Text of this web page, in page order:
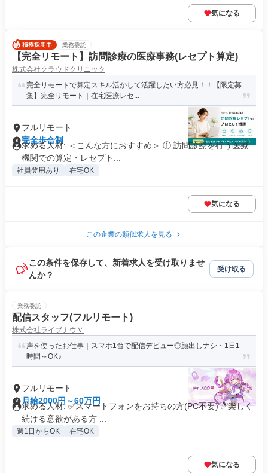
気になる
業務委託
【完全リモート】訪問診療の医療事務(レセプト算定)
株式会社クラウドクリニック
完全リモートで算定スキル活かして活躍したい方必見！！【限定募
集】完全リモート｜在宅医療レセ...
フルリモート
完全歩合制
求める人材: ＜こんな方におすすめ＞ ① 訪問診療を行う医療
機関での算定・レセプト...
社員登用あり 在宅OK
気になる
この企業の類似求人を見る
この条件を保存して、新着求人を受け取りませ
んか？
受け取る
業務委託
配信スタッフ(フルリモート)
株式会社ライブナウＶ
声を使ったお仕事｜スマホ1台で配信デビュー◎顔出しナシ・1日1
時間～OK♪
フルリモート
月給2000円～60万円
求める人材: ✅スマートフォンをお持ちの方(PC不要) ✅楽しく
続ける意欲がある方 ...
週1日からOK 在宅OK
気になる